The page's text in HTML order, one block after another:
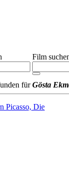
Film
fürGösta
Picasso, Die